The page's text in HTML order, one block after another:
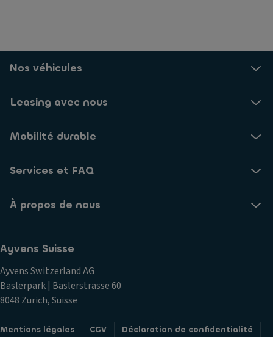
Nos véhicules
Leasing avec nous
Mobilité durable
Services et FAQ
À propos de nous
Ayvens Suisse
Ayvens Switzerland AG
Baslerpark | Baslerstrasse 60
8048 Zurich, Suisse
Mentions légales CGV
Déclaration de confidentialité